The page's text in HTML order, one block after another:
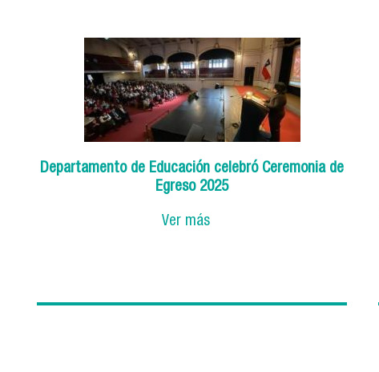
Departamento de Educación celebró Ceremonia de
Egreso 2025
Ver más